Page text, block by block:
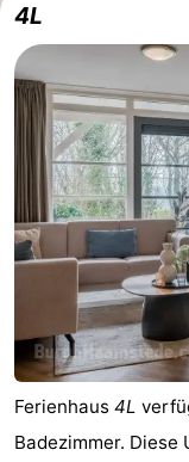
4L
Ferienhaus 4L
Badezimmer.